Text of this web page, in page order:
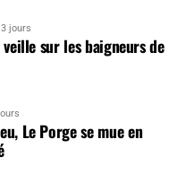
jours
veille sur les baigneurs de
Le Porge se mue en